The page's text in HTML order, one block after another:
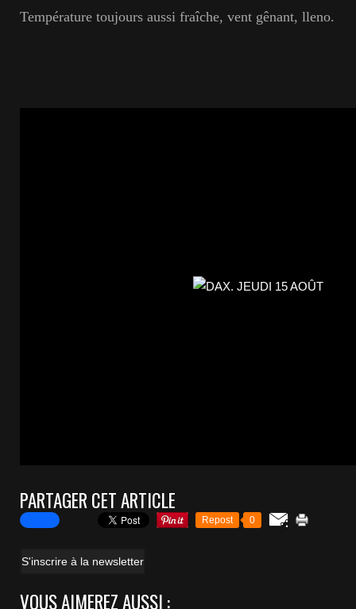
Température toujours aussi fraîche, vent gênant, lleno.
PARTAGER CET ARTICLE
Repost 0
S'inscrire à la newsletter
VOUS AIMEREZ AUSSI :